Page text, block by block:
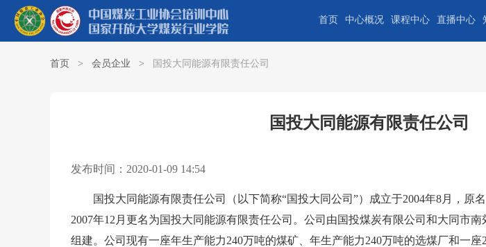
首页 中心概况 课程中心 直播中心
首页 > 会员企业 > 国投大同能源有限责任公司
国投大同能源有限责任公司
发布时间：2020-01-09 14:54
国投大同能源有限责任公司（以下简称“国投大同公司”）成立于2004年8月，原名
2007年12月更名为国投大同能源有限责任公司。公司由国投煤炭有限公司和大同市
组建。公司现有一座年生产能力240万吨的煤矿、年生产能力240万吨的选煤厂和一